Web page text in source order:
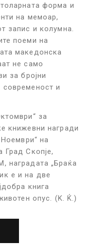
форма и
на мемоар,
запис и колумна.
поеми на
македонска
не само
за бројни
современост и
ктомври“ за
книжевни награди
на
Град Скопје,
наградата „Браќа
е и на две
книга
опус.
(K. Ќ.)